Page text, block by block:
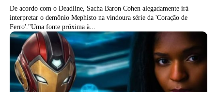
De acordo com o Deadline, Sacha Baron Cohen alegadamente irá
interpretar o demônio Mephisto na vindoura série da 'Coração de
Ferro'."Uma fonte próxima à...